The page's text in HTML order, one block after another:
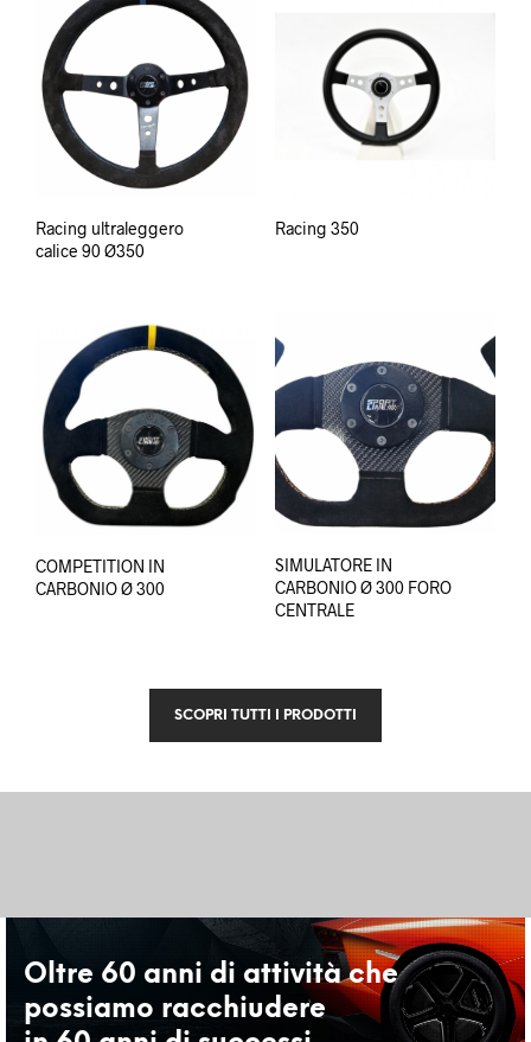
Racing ultraleggero
calice 90 Ø350
Racing 350
COMPETITION IN
CARBONIO Ø 300
SIMULATORE IN
CARBONIO Ø 300 FORO
CENTRALE
SCOPRI TUTTI I PRODOTTI
Oltre 60 anni di attività che
possiamo racchiudere